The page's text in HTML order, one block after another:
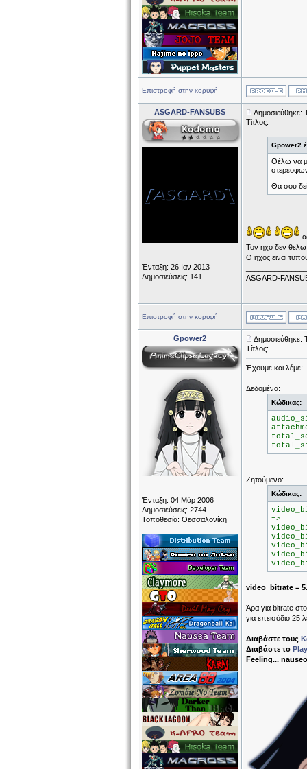
Επιστροφή στην κορυφή
ASGARD-FANSUBS
Ένταξη: 26 Ιαν 2013
Δημοσιεύσεις: 141
Δημοσιεύθηκε:
Τίτλος:
Gpower2
Θέλω να
Θα σου
Τον ηχο δεν θελω
Ο ηχος ειναι
ASGARD-
Επιστροφή στην κορυφή
Gpower2
Ένταξη: 04 Μάρ 2006
Δημοσιεύσεις: 2744
Τοποθεσία: Θεσσαλονίκη
Δημοσιεύθηκε:
Τίτλος:
Έχουμε και λέμε:
Δεδομένα:
Κώδικας:
Ζητούμενο:
Κώδικας:
=>
video_bitrate =
Άρα για bitrate
για επεισόδιο 25
Διαβάστε τους
Διαβάστε το
Feeling...